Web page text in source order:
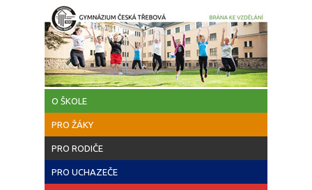
Přejít k hlavnímu obsahu
O ŠKOLE
PRO ŽÁKY
PRO RODIČE
PRO UCHAZEČE